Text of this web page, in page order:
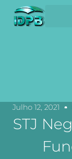
Julho 12, 2021
STJ